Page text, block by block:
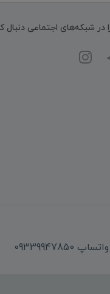
در شبکه‌های اجتماعی دنبال